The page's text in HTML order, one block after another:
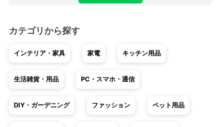
カテゴリから探す
インテリア・家具 家電 キッチン用品
生活雑貨・用品 PC・スマホ・通信
DIY・ガーデニング ファッション ペット用品